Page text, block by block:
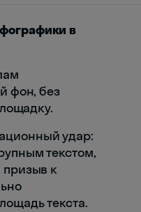
в
фон, без
удар:
текстом,
призыв к
текста.